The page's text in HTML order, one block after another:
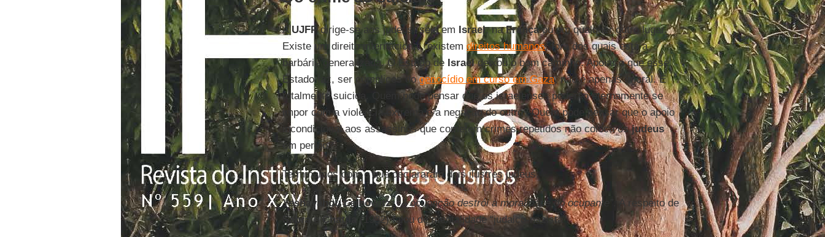
AUJFP dirige-se aos judeus, seja em Israel, naFrançaou em qualquer outro lugar.
Existe um direito internacional, existemdireitos humanos, fora dos quais está a
barbárie generalizada. O Estado de Israeldeixou o bom caminho. Apoiar o que esse
Estado faz, ser cúmplices dogenocídio em curso em Gaza, não é apenas imoral. É
totalmente suicida. Quem pode pensar que os israelenses poderão eternamente se
impor com a violência extrema e a negação do outro? Quem pode pensar que o apoio
incondicional aos assassinos que cometem crimes repetidos não coloca osjudeus
em perigo?
Terminamos com o que declararam dois ilustres judeus:
Yeshayahou Leibowitz:“A ocupação destrói a moralidade do ocupante”
. A respeito de
Sabra eChatila (1982) falou de mentalidade “judaico-nazista”.